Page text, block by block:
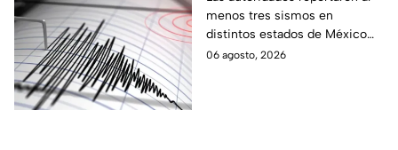
México hoy jueves;
¿Cuáles son los daños?
menos tres sismos en
distintos estados de México
en las últimas horas de hoy
06 agosto, 2026